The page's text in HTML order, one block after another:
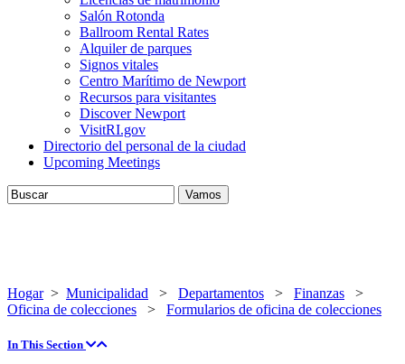
Salón Rotonda
Ballroom Rental Rates
Alquiler de parques
Signos vitales
Centro Marítimo de Newport
Recursos para visitantes
Discover Newport
VisitRI.gov
Directorio del personal de la ciudad
Upcoming Meetings
Hogar> Municipalidad > Departamentos > Finanzas >
Oficina de colecciones > Formularios de oficina de colecciones
In This Section